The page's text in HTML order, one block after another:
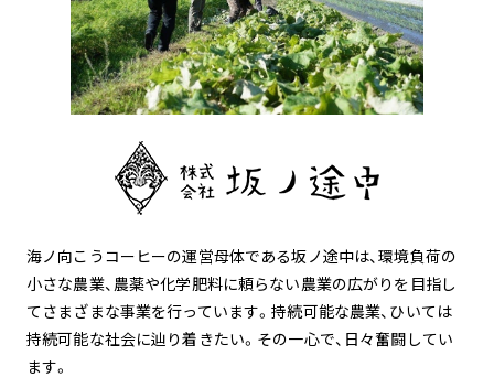
海ノ向こうコーヒーの運営母体である坂ノ途中は、環境負荷の
小さな農業、農薬や化学肥料に頼らない農業の広がりを目指し
てさまざまな事業を行っています。持続可能な農業、ひいては
持続可能な社会に辿り着きたい。その一心で、日々奮闘してい
ます。